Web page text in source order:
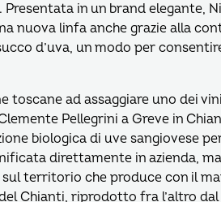
in un brand elegante,
nuova linfa anche grazie alla
d’uva, un modo per
toscane ad assaggiare uno dei
Pellegrini a Greve in
biologica di uve sangiovese
direttamente in azienda,
territorio che produce con il
Chianti, riprodotto fra l’altro